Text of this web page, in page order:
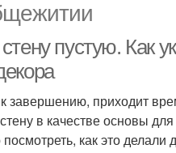
пустую. Как
к завершению, приходит
в качестве основы
как это